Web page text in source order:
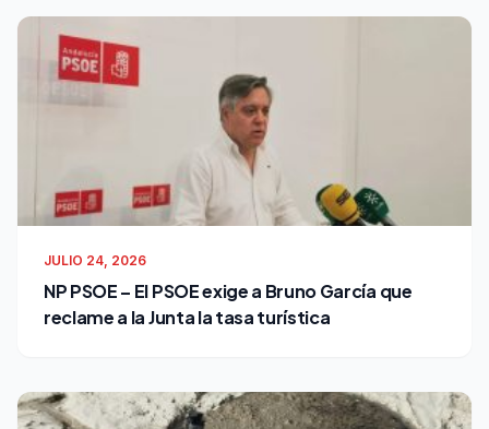
JULIO 24, 2026
NP PSOE – El PSOE exige a Bruno García que
reclame a la Junta la tasa turística